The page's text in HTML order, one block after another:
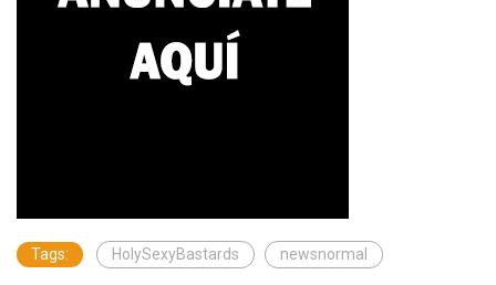
Tags: HolySexyBastards newsnormal